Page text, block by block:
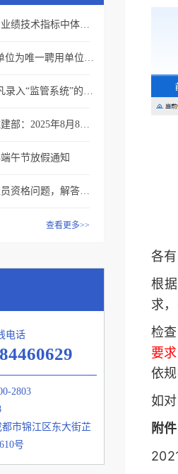
未在全国平台业绩技术指标中体现个人角色的业绩，在资质审查时不作为有效业绩认定！
未履行“注册单位为唯一聘用单位”的承诺，撤销注册许可，三年内不得再次申请建造师注册
9月20日起，凡录入“监管系统”的建造师、职称人员，均需上传社保缴纳凭证！
正式执行！住建部：2025年8月8日起，建筑市政工程全面禁止9项技术！
午节放假通知
企业资质、人员资格问题，解答来了
查看更多>>
电话
2803
都市锦江区东大街芷
号
各
根
求
检
要
依
如
附